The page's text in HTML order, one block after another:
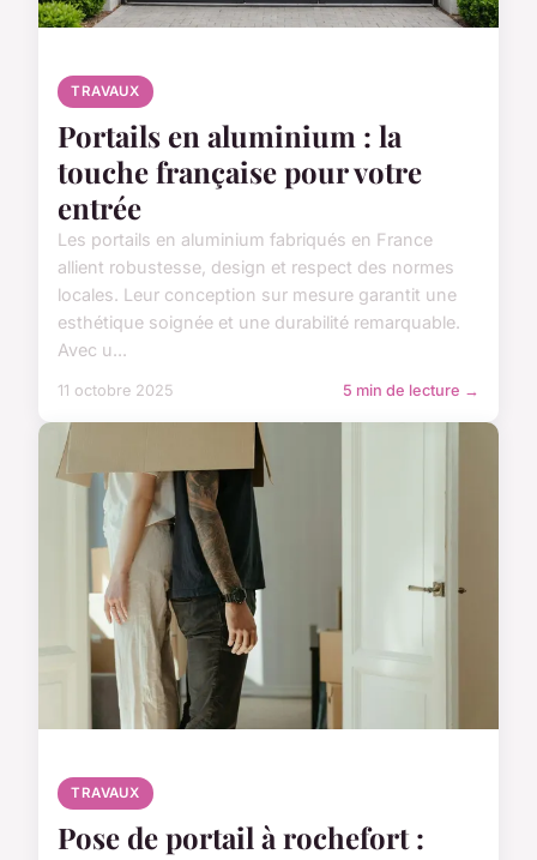
TRAVAUX
Portails en aluminium : la
touche française pour votre
entrée
Les portails en aluminium fabriqués en France
allient robustesse, design et respect des normes
locales. Leur conception sur mesure garantit une
esthétique soignée et une durabilité remarquable.
Avec u...
11 octobre 2025 5 min de lecture →
TRAVAUX
Pose de portail à rochefort :